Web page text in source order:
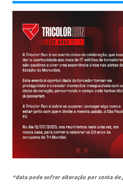
*data pode sofrer alteração por conta de